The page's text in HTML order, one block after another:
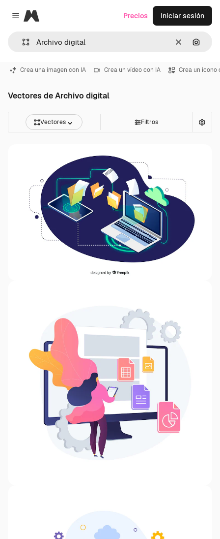
Close menu
Magnific
Borrar
Precios Iniciar sesión
Crea una imagen con IA Crea un vídeo con IA Crea un icono
Vectores de Archivo digital
Vectores Filtros